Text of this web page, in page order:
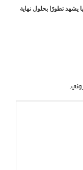
تطورًا بحلول نهاية